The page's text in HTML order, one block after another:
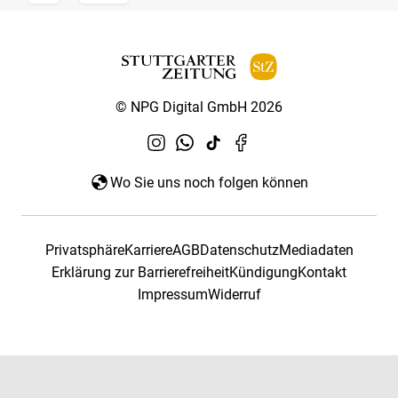
© NPG Digital GmbH 2026
Wo Sie uns noch folgen können
PrivatsphäreKarriereAGBDatenschutzMediadaten
Erklärung zur BarrierefreiheitKündigungKontakt
ImpressumWiderruf